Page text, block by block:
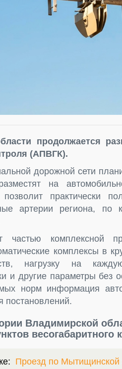
продолжается
(АПВГК).
дорожной сети
на
практически
артерии региона, по
частью комплексной
комплексы в
нагрузку на
и другие параметры без
норм информация
постановлений.
Владимирской
весогабаритного
Проезд по Мытищинской